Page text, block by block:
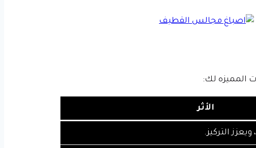
المميزه لك:
الأثر
التركيز.